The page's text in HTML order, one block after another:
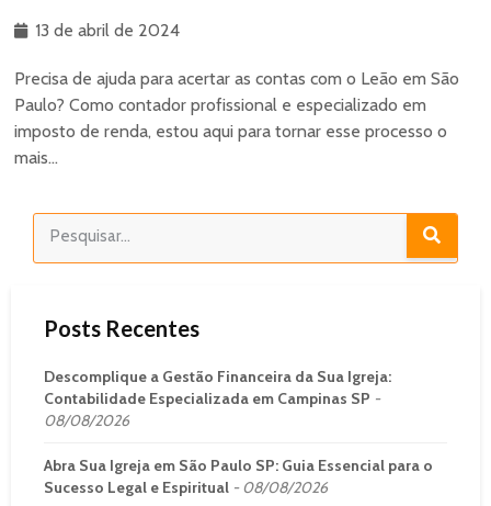
13 de abril de 2024
Precisa de ajuda para acertar as contas com o Leão em São
Paulo? Como contador profissional e especializado em
imposto de renda, estou aqui para tornar esse processo o
mais...
Posts Recentes
Descomplique a Gestão Financeira da Sua Igreja:
Contabilidade Especializada em Campinas SP
08/08/2026
Abra Sua Igreja em São Paulo SP: Guia Essencial para o
Sucesso Legal e Espiritual
08/08/2026